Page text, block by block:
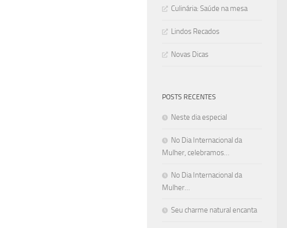
Culinária: Saúde na mesa
Lindos Recados
Novas Dicas
POSTS RECENTES
Neste dia especial
No Dia Internacional da
Mulher, celebramos…
No Dia Internacional da
Mulher…
Seu charme natural encanta